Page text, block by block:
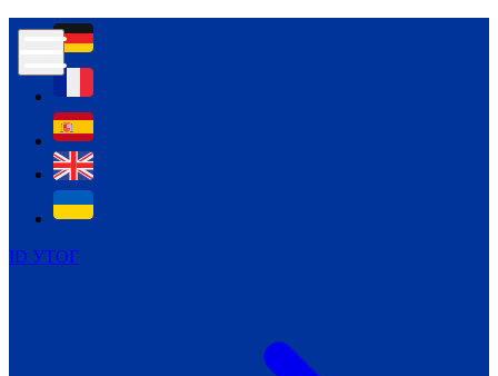
ID УТОГ
Контур психологічної безпеки глухих
Всеукраїнський пісенний